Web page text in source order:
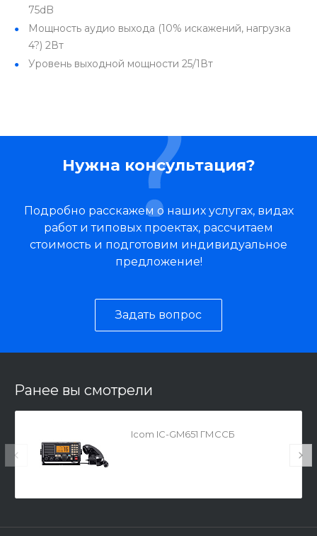
75dB
Мощность аудио выхода (10% искажений, нагрузка
4?) 2Вт
Уровень выходной мощности 25/1Вт
Нужна консультация?
Подробно расскажем о наших услугах, видах
работ и типовых проектах, рассчитаем
стоимость и подготовим индивидуальное
предложение!
Задать вопрос
Ранее вы смотрели
Icom IC-GM651 ГМССБ